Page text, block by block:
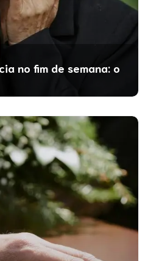
no fim de semana: o